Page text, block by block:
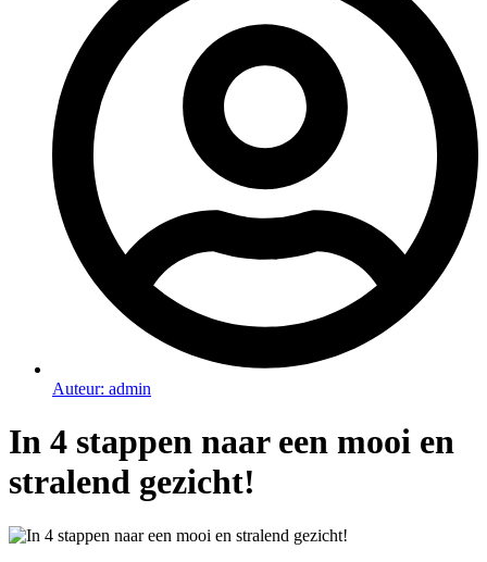
Auteur: admin
In 4 stappen naar een mooi en
stralend gezicht!